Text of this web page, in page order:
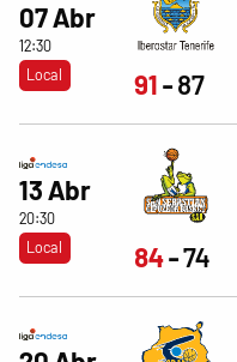
07 Abr
12:30
Local
91 87
13 Abr
20:30
Local
84 74